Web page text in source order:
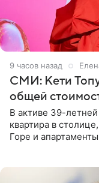
9 часов назад
СМИ: Кети
общей
В активе 39-
квартира в
Горе и